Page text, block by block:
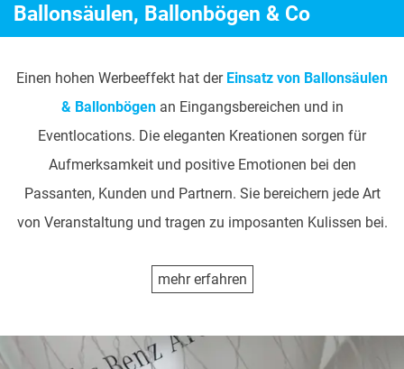
Ballonsäulen, Ballonbögen & Co
Einen hohen Werbeeffekt hat der Einsatz von Ballonsäulen
& Ballonbögenan Eingangsbereichen und in
Eventlocations. Die eleganten Kreationen sorgen für
Aufmerksamkeit und positive Emotionen bei den
Passanten, Kunden und Partnern. Sie bereichern jede Art
von Veranstaltung und tragen zu imposanten Kulissen bei.
mehr erfahren